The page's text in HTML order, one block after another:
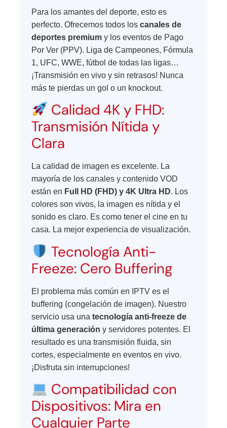
Para los amantes del deporte, esto es
perfecto. Ofrecemos todos loscanales de
deportes premium y los eventos de Pago
Por Ver (PPV). Liga de Campeones, Fórmula
1, UFC, WWE, fútbol de todas las ligas…
¡Transmisión en vivo y sin retrasos! Nunca
más te pierdas un gol o un knockout.
Calidad 4K y FHD:
Transmisión Nítida y
Clara
La calidad de imagen es excelente. La
mayoría de los canales y contenido VOD
están en Full HD (FHD) y 4K Ultra HD. Los
colores son vivos, la imagen es nítida y el
sonido es claro. Es como tener el cine en tu
casa. La mejor experiencia de visualización.
Tecnología Anti-
Freeze: Cero Buffering
El problema más común en IPTV es el
buffering (congelación de imagen). Nuestro
servicio usa unatecnología anti-freeze de
última generación y servidores potentes. El
resultado es una transmisión fluida, sin
cortes, especialmente en eventos en vivo.
¡Disfruta sin interrupciones!
Compatibilidad con
Dispositivos: Mira en
Cualquier Parte